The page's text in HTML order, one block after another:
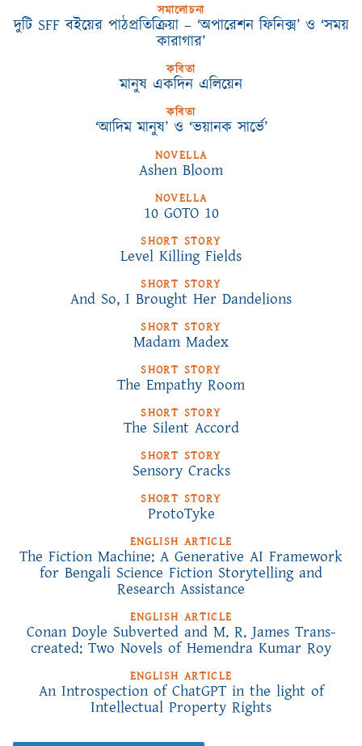
সমালোচনা
দুটি SFF বইয়ের পাঠপ্রতিক্রিয়া – ‘অপারেশন ফিনিক্স’ ও ‘সময়
কারাগার’
কবিতা
মানুষ একদিন এলিয়েন
কবিতা
‘আদিম মানুষ’ ও ‘ভয়ানক সার্ভে’
NOVELLA
Ashen Bloom
NOVELLA
10 GOTO 10
SHORT STORY
Level Killing Fields
SHORT STORY
And So, I Brought Her Dandelions
SHORT STORY
Madam Madex
SHORT STORY
The Empathy Room
SHORT STORY
The Silent Accord
SHORT STORY
Sensory Cracks
SHORT STORY
ProtoTyke
ENGLISH ARTICLE
The Fiction Machine: A Generative AI Framework
for Bengali Science Fiction Storytelling and
Research Assistance
ENGLISH ARTICLE
Conan Doyle Subverted and M. R. James Trans-
created: Two Novels of Hemendra Kumar Roy
ENGLISH ARTICLE
An Introspection of ChatGPT in the light of
Intellectual Property Rights